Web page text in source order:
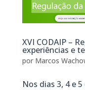
XVI CODAIP –
experiências e
por Marcos
Nos dias 3, 4 e